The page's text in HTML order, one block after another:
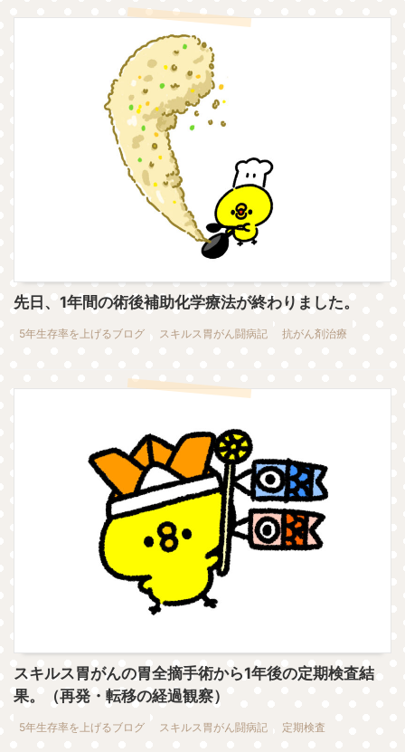
先日、1年間の術後補助化学療法が終わりました。
5年生存率を上げるブログ スキルス胃がん闘病記 抗がん剤治療
スキルス胃がんの胃全摘手術から1年後の定期検査結
果。（再発・転移の経過観察）
5年生存率を上げるブログ スキルス胃がん闘病記 定期検査